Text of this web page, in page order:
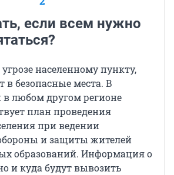
если всем нужно
населенному пункту,
в безопасные места. В
в любом другом регионе
план проведения
при ведении
и защиты жителей
образований. Информация о
и куда будут вывозить